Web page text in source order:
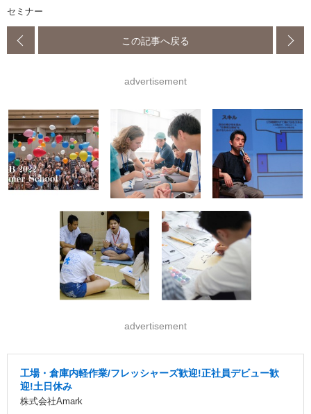
セミナー
この記事へ戻る
advertisement
advertisement
工場・倉庫内軽作業/フレッシャーズ歓迎!正社員デビュー歓
迎!土日休み
株式会社Amark